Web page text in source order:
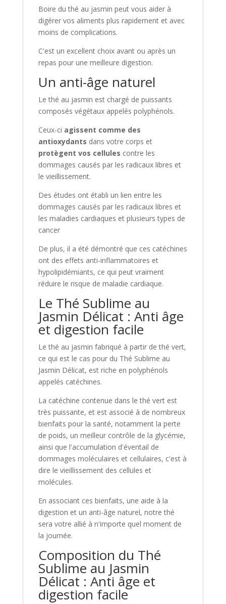
Boire du thé au jasmin peut vous aider à
digérer vos aliments plus rapidement et avec
moins de complications.
C'est un excellent choix avant ou après un
repas pour une meilleure digestion.
Un anti-âge naturel
Le thé au jasmin est chargé de puissants
composés végétaux appelés polyphénols.
Ceux-ci agissent comme des
antioxydants dans votre corps et
protègent vos cellules contre les
dommages causés par les radicaux libres et
le vieillissement.
Des études ont établi un lien entre les
dommages causés par les radicaux libres et
les maladies cardiaques et plusieurs types de
cancer
De plus, il a été démontré que ces catéchines
ont des effets anti-inflammatoires et
hypolipidémiants, ce qui peut vraiment
réduire le risque de maladie cardiaque.
Le Thé Sublime au
Jasmin Délicat : Anti âge
et digestion facile
Le thé au jasmin fabriqué à partir de thé vert,
ce qui est le cas pour du Thé Sublime au
Jasmin Délicat, est riche en polyphénols
appelés catéchines.
La catéchine contenue dans le thé vert est
très puissante, et est associé à de nombreux
bienfaits pour la santé, notamment la perte
de poids, un meilleur contrôle de la glycémie,
ainsi que l'accumulation d'éventail de
dommages moléculaires et cellulaires, c'est à
dire le vieillissement des cellules et
molécules.
En associant ces bienfaits, une aide à la
digestion et un anti-âge naturel, notre thé
sera votre allié à n'importe quel moment de
la journée.
Composition du Thé
Sublime au Jasmin
Délicat : Anti âge et
digestion facile